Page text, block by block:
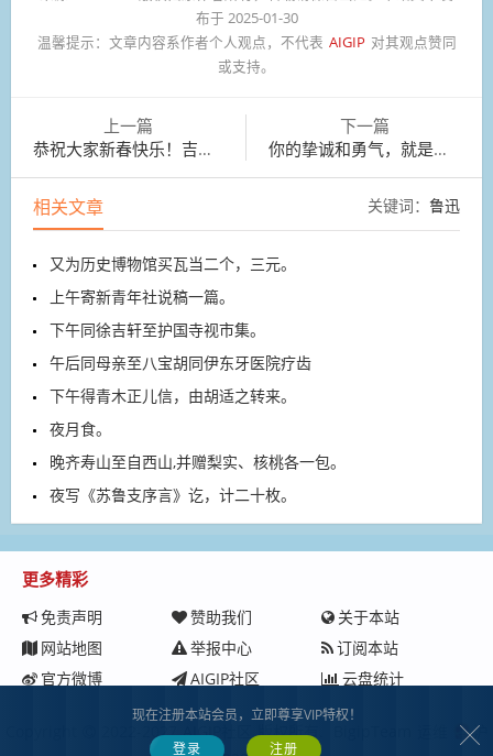
布于 2025-01-30
温馨提示： 文章内容系作者个人观点，不代表 AIGIP 对其观点赞同
或支持。
上一篇
恭祝大家新春快乐！吉祥如意！
下一篇
你的挚诚和勇气，就是那把金铲子。
相关文章 关键词： 鲁迅
又为历史博物馆买瓦当二个，三元。
上午寄新青年社说稿一篇。
下午同徐吉轩至护国寺视市集。
午后同母亲至八宝胡同伊东牙医院疗齿
下午得青木正儿信，由胡适之转来。
夜月食。
晚齐寿山至自西山,并赠梨实、核桃各一包。
夜写《苏鲁支序言》讫，计二十枚。
更多精彩
免责声明 赞助我们
关于本站
网站地图
举报中心
订阅本站
官方微博
AIGIP社区 云盘统计
2022-2027 AIGIP社区 版权所有.
沪
现在注册本站会员，立即尊享VIP特权！
登录
注册